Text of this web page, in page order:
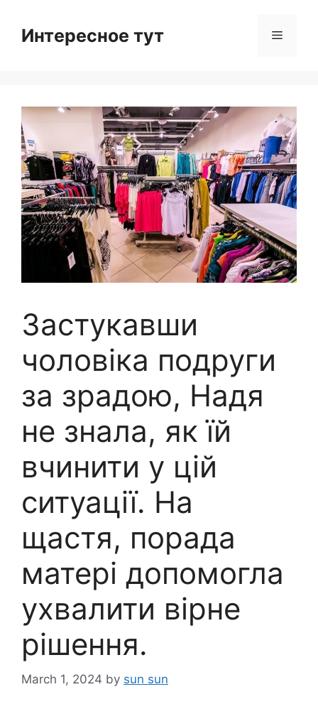
contentИнтересное тут Menu
Застукавши
чоловіка подруги
за зрадою, Надя
не знала, як їй
вчинити у цій
ситуації. На
щастя, порада
матері допомогла
ухвалити вірне
рішення.
March 1, 2024 by sun sun